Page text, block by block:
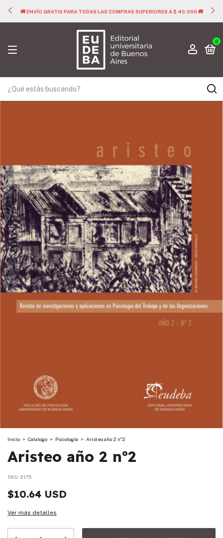
🚚 ENVÍO GRATIS PARA TODAS LAS COMPRAS SUPERIORES A $ 40.000 🚚
0
Inicio > Catalogo > Psicología > Aristeo año 2 nº2
Aristeo año 2 nº2
SKU: 2175
$10.64 USD
Ver más detalles